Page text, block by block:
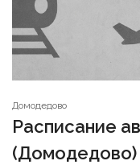
Домодедово
Расписание
(Домодедово)